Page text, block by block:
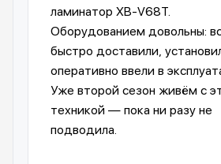
ламинатор XB-V68T.
Оборудованием довольны:
быстро доставили,
оперативно ввели в
Уже второй сезон живём с
техникой — пока ни разу не
подводила.